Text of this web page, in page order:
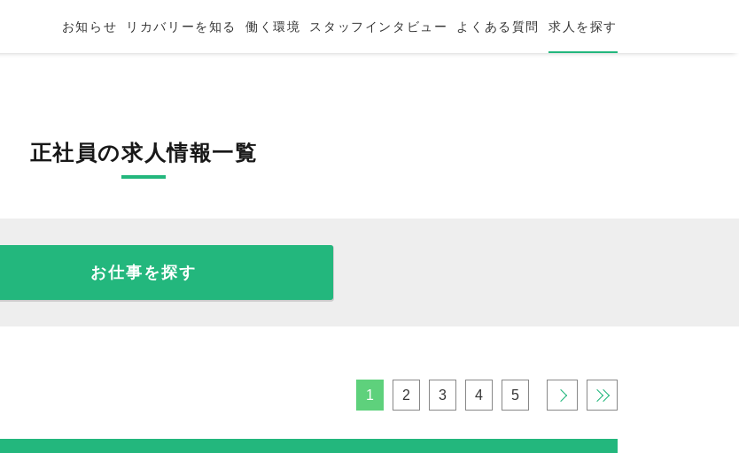
お知らせ リカバリーを知る 働く環境 スタッフインタビュー よくある質問 求人を探す
正社員の求人情報一覧
お仕事を探す
1 2 3 4 5 › »